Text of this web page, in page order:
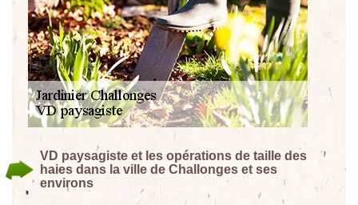
VD paysagiste et les opérations de taille des
haies dans la ville de Challonges et ses
environs